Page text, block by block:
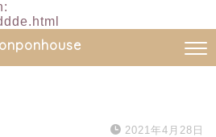
2021年4月28日